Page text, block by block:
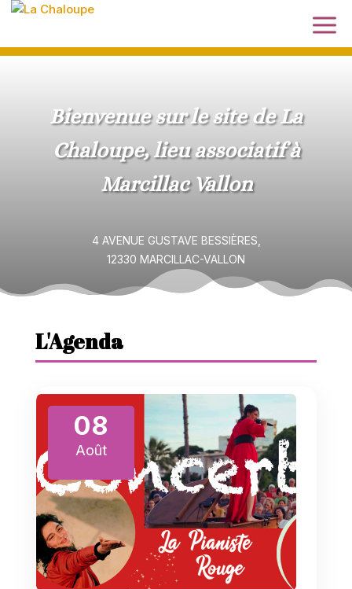
Bienvenue sur le site de La
Chaloupe, lieu associatif à
Marcillac Vallon
4 AVENUE GUSTAVE BESSIÈRES,
12330 MARCILLAC-VALLON
L'Agenda
08
Août